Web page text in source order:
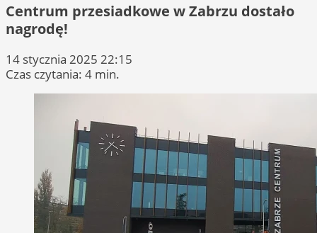
Centrum przesiadkowe w Zabrzu dostało
nagrodę!
14 stycznia 2025 22:15
Czas czytania: 4 min.